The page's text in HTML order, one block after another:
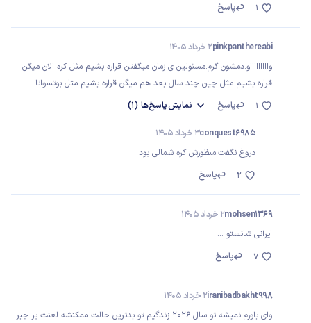
پاسخ
1
pinkpanthereabi2 خرداد 1405
واااااااااو.دمشون گرم.مسئولین ی زمان میگفتن قراره بشیم مثل کره الان میگن
قراره بشیم مثل چین چند سال بعد هم میگن قراره بشیم مثل بوتسوانا
پاسخ
نمایشپاسخ‌ها (1) 1
conquest69853 خرداد 1405
دروغ نگفت.منظورش کره شمالی بود
پاسخ
2
mohsen13692 خرداد 1405
ایرانی شانستو ...
پاسخ
7
iranibadbakht9982 خرداد 1405
وای باورم نمیشه تو سال 2026 زندگیم تو بدترین حالت ممکنشه لعنت بر جبر